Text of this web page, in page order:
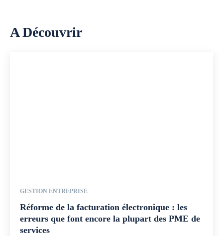
A Découvrir
GESTION ENTREPRISE
Réforme de la facturation électronique : les
erreurs que font encore la plupart des PME de
services